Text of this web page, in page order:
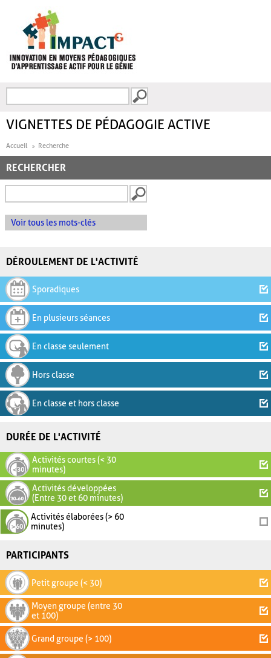
FORMULAIRE DE
VIGNETTES DE PÉDAGOGIE ACTIVE
Accueil Recherche
RECHERCHER
Voir tous les mots-clés
DÉROULEMENT DE L'ACTIVITÉ
Sporadiques
En plusieurs séances
En classe seulement
Hors classe
En classe et hors classe
DURÉE DE L'ACTIVITÉ
Activités courtes (< 30
minutes)
Activités développées
(Entre 30 et 60 minutes)
Activités élaborées (> 60
minutes)
PARTICIPANTS
Petit groupe (< 30)
Moyen groupe (entre 30
et 100)
Grand groupe (> 100)